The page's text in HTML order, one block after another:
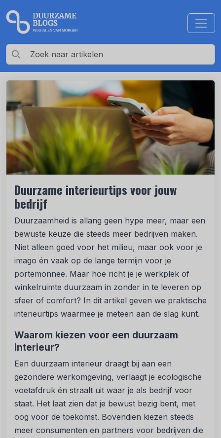
Duurzame interieurtips voor jouw
bedrijf
Duurzaamheid is allang geen hype meer, maar een
bewuste keuze die steeds meer bedrijven maken.
Niet alleen goed voor het milieu, maar ook voor je
imago én vaak op de lange termijn voor je
portemonnee. Maar hoe richt je je werkplek of
winkelruimte duurzaam in zonder in te leveren op
sfeer of comfort? In dit artikel geven we praktische
interieurtips waarmee je meteen aan de slag kunt.
Waarom kiezen voor een duurzaam
interieur?
Een duurzaam interieur draagt bij aan een
gezondere werkomgeving, verlaagt je ecologische
voetafdruk én straalt uit waar je als bedrijf voor
staat. Het laat zien dat je bewust bezig bent, met
oog voor de toekomst. Bovendien kiezen steeds
meer consumenten en partners voor bedrijven die